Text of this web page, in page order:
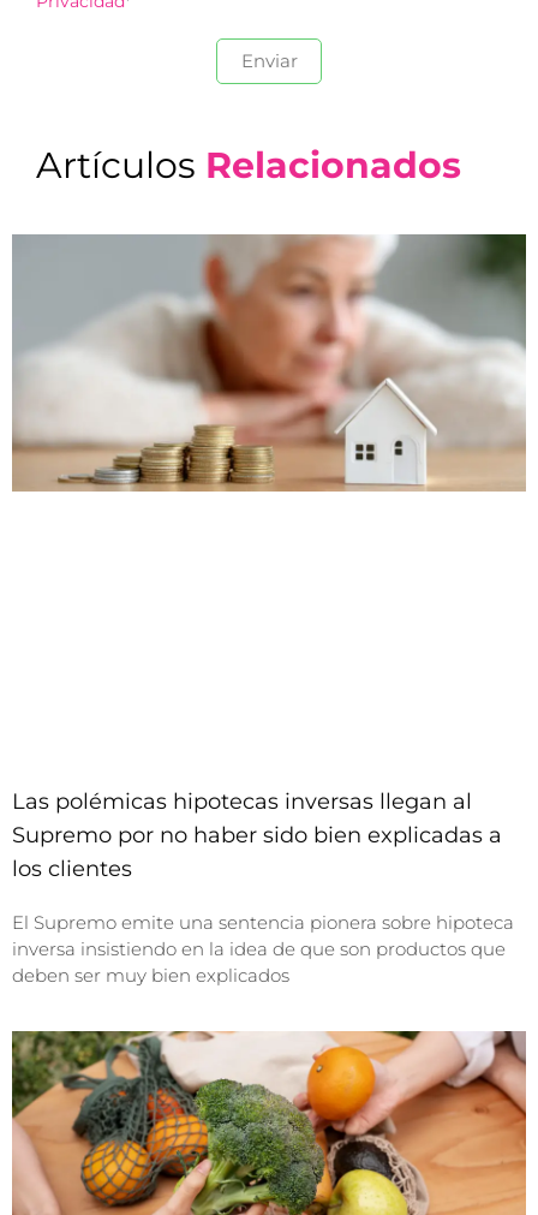
Artículos Relacionados
Las polémicas hipotecas inversas llegan al
Supremo por no haber sido bien explicadas a
los clientes
El Supremo emite una sentencia pionera sobre hipoteca
inversa insistiendo en la idea de que son productos que
deben ser muy bien explicados